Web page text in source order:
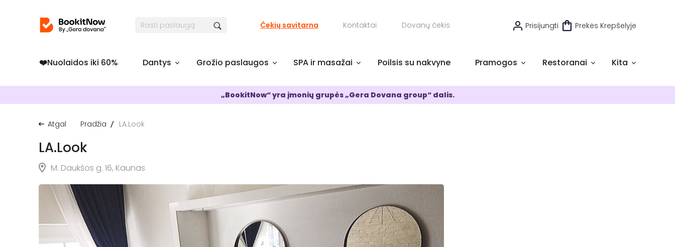
Čekių savitarna Kontaktai Dovanų čekis Prisijungti Prekės Krepšelyje
❤️️Nuolaidos iki 60% Dantys Grožio paslaugos SPA ir masažai Poilsis su nakvyne Pramogos Restoranai Kita
„BookitNow“ yra įmonių grupės „Gera Dovana group“ dalis.
Atgal Pradžia LA.Look
LA.Look
M. Daukšos g. 16, Kaunas